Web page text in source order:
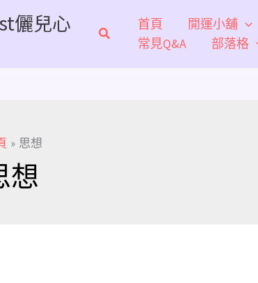
儷兒心
首頁 開運小舖
常見Q&A
部落格
思想
想